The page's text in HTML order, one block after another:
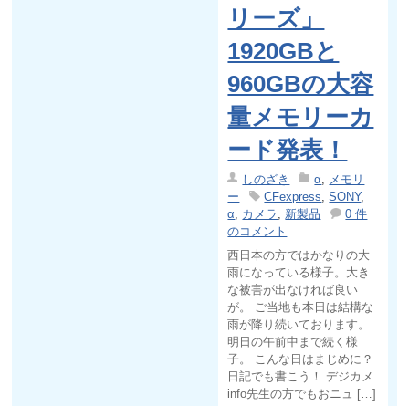
リーズ」
1920GBと
960GBの大容
量メモリーカ
ード発表！
しのざき α
メモリ
ー
CFexpress ,SONY,
α
カメラ 新製品
0 件
のコメント
西日本の方ではかなりの大
雨になっている様子。大き
な被害が出なければ良い
が。 ご当地も本日は結構な
雨が降り続いております。
明日の午前中まで続く様
子。 こんな日はまじめに？
日記でも書こう！ デジカメ
info先生の方でもおニュ […]